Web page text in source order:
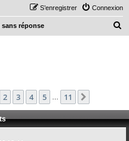
Connexion
S’enregistrer
sans réponse
c
h
1sur11
2 3 4 5 11